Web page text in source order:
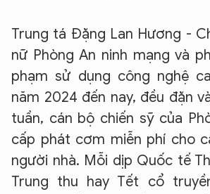
Trung tá Đặng Lan Hương -
nữ Phòng An ninh mạng và
phạm sử dụng công nghệ
năm 2024 đến nay, đều đặn
tuần, cán bộ chiến sỹ của
cấp phát cơm miễn phí cho
người nhà. Mỗi dịp Quốc tế
Trung thu hay Tết cổ